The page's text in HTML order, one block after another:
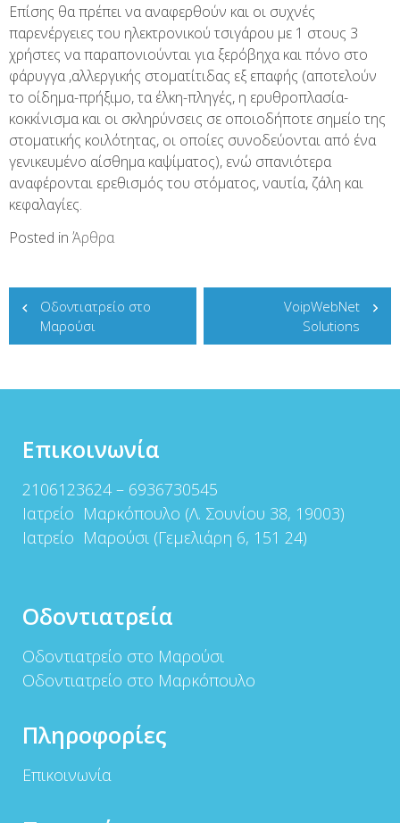
Επίσης θα πρέπει να αναφερθούν και οι συχνές
παρενέργειες του ηλεκτρονικού τσιγάρου με 1 στους 3
χρήστες να παραπονιούνται για ξερόβηχα και πόνο στο
φάρυγγα ,αλλεργικής στοματίτιδας εξ επαφής (αποτελούν
το οίδημα-πρήξιμο, τα έλκη-πληγές, η ερυθροπλασία-
κοκκίνισμα και οι σκληρύνσεις σε οποιοδήποτε σημείο της
στοματικής κοιλότητας, οι οποίες συνοδεύονται από ένα
γενικευμένο αίσθημα καψίματος), ενώ σπανιότερα
αναφέρονται ερεθισμός του στόματος, ναυτία, ζάλη και
κεφαλαγίες.
Posted in Άρθρα
Post
navigation
Οδοντιατρείο στο
Μαρούσι
VoipWebNet
Solutions
Επικοινωνία
2106123624 – 6936730545
Ιατρείο Μαρκόπουλο (Λ. Σουνίου 38, 19003)
Ιατρείο Μαρούσι (Γεμελιάρη 6, 151 24)
Οδοντιατρεία
Οδοντιατρείο στο Μαρούσι
Οδοντιατρείο στο Μαρκόπουλο
Πληροφορίες
Επικοινωνία